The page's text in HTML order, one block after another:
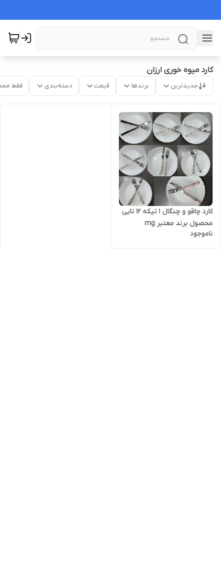
کارد میوه خوری ارزان
جدیدترین برندها قیمت دسته‌بندی فقط
کارد چاقو و چنگال 1 تیکه 12 تایی
محصول برند معتبر mg
ناموجود